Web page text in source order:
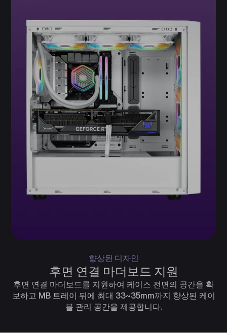
향상된 디자인
후면 연결 마더보드 지원
후면 연결 마더보드를 지원하여 케이스 전면의 공간을 확
보하고 MB 트레이 뒤에 최대 33~35mm까지 향상된 케이
블 관리 공간을 제공합니다.